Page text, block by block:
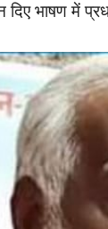
भाषण में